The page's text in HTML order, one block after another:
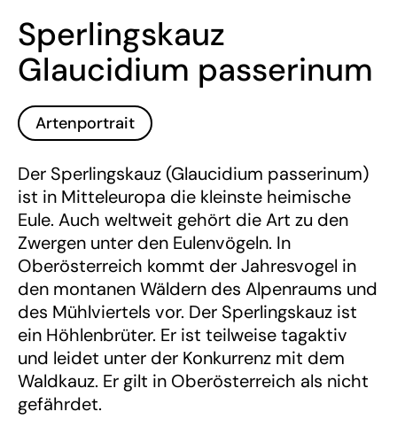
Sperlingskauz
Glaucidium passerinum
Artenportrait
Der Sperlingskauz (Glaucidium passerinum)
ist in Mitteleuropa die kleinste heimische
Eule. Auch weltweit gehört die Art zu den
Zwergen unter den Eulenvögeln. In
Oberösterreich kommt der Jahresvogel in
den montanen Wäldern des Alpenraums und
des Mühlviertels vor. Der Sperlingskauz ist
ein Höhlenbrüter. Er ist teilweise tagaktiv
und leidet unter der Konkurrenz mit dem
Waldkauz. Er gilt in Oberösterreich als nicht
gefährdet.